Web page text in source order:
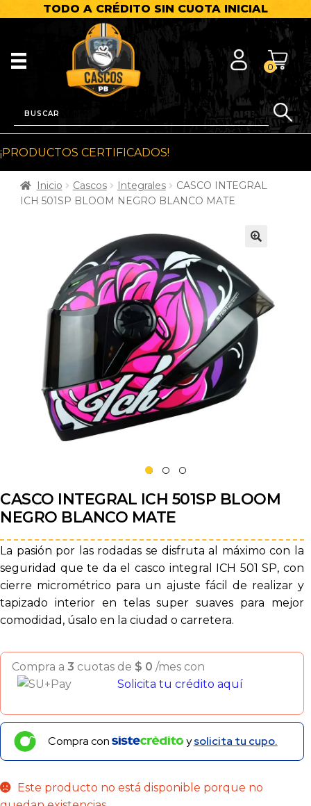
TODO A CRÉDITO SIN CUOTA INICIAL
0
¡PRODUCTOS CERTIFICADOS!
Inicio Cascos Integrales
CASCO INTEGRAL
ICH 501SP BLOOM NEGRO BLANCO MATE
CASCO INTEGRAL ICH 501SP BLOOM
NEGRO BLANCO MATE
La pasión por las rodadas se disfruta al máximo con la
seguridad que te da el casco integral ICH 501 SP, con
cierre micrométrico para un ajuste fácil de realizar y
tapizado interior en telas super suaves para mejor
comodidad, úsalo en la ciudad o carretera.
Compra a 3 cuotas de $ 0 /mes con
Solicita tu crédito aquí
Compra con ysolicita tu cupo.
Este producto no está disponible porque no